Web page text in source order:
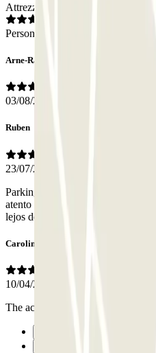
Attrezzatura
Personale
Arne-Rasmus
03/08/2026
Ruben
23/07/2026
Parking con fácil acceso y plazas
atento y agradable, me lo pusieron
lejos del centro, es muy buena
Caroline
10/04/2026
The access and the price